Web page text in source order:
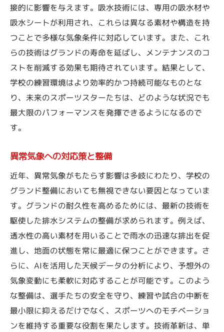
接的に影響を与えます。吸水技術には、専用の吸水材や
吸水シートが利用され、これらは異なる素材や構造を持
つことで多様な気象条件に対応しています。また、これ
らの技術はグランドの寿命を延ばし、メンテナンスのコ
ストを削減する効果も期待されています。結果として、
学校の練習環境はより効率的かつ持続可能なものとな
り、未来のスポーツスターたちは、どのような状況でも
最大限のパフォーマンスを発揮できるようになるので
す。
異常気象への対応策と整備
近年、異常気象がもたらす影響は多岐にわたり、学校の
グランド整備においても無視できない要因となっていま
す。グランドの耐久性を高めるためには、最新の技術を
駆使した排水システムの整備が求められます。例えば、
透水性の高い素材を用いることで雨水の迅速な排出を促
進し、地面の状態を常に最適に保つことができます。さ
らに、AIを活用した天候データの分析により、予想外の
気象変動にも柔軟に対応することが可能です。このよう
な整備は、選手たちの安全を守り、練習や試合の中断を
最小限に抑えるだけでなく、スポーツへのモチベーショ
ンを維持する重要な役割を果たします。技術革新は、単